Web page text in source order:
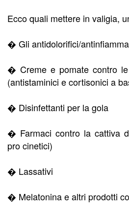
Ecco quali mettere in valigia,
� Gli antidolorifici/
� Creme e pomate contro
(antistaminici e cortisonici a
� Disinfettanti per la gola
� Farmaci contro la cattiva
pro cinetici)
� Lassativi
� Melatonina e altri prodotti